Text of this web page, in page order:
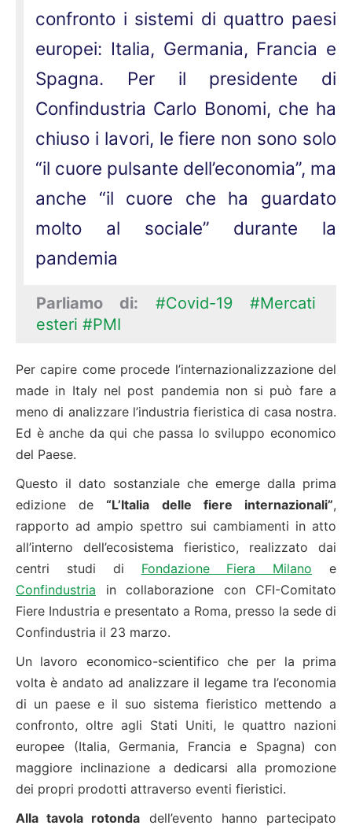
confronto i sistemi di quattro paesi
europei: Italia, Germania, Francia e
Spagna. Per il presidente di
Confindustria Carlo Bonomi, che ha
chiuso i lavori, le fiere non sono solo
“il cuore pulsante dell’economia”, ma
anche “il cuore che ha guardato
molto al sociale” durante la
pandemia
Parliamo di: #Covid-19
#Mercati
esteri #PMI
Per capire come procede l’internazionalizzazione del
made in Italy nel post pandemia non si può fare a
meno di analizzare l’industria fieristica di casa nostra.
Ed è anche da qui che passa lo sviluppo economico
del Paese.
Questo il dato sostanziale che emerge dalla prima
edizione de“L’Italia delle fiere internazionali”,
rapporto ad ampio spettro sui cambiamenti in atto
all’interno dell’ecosistema fieristico, realizzato dai
centri studi di Fondazione Fiera Milano e
Confindustria in collaborazione con CFI-Comitato
Fiere Industria e presentato a Roma, presso la sede di
Confindustria il 23 marzo.
Un lavoro economico-scientifico che per la prima
volta è andato ad analizzare il legame tra l’economia
di un paese e il suo sistema fieristico mettendo a
confronto, oltre agli Stati Uniti, le quattro nazioni
europee (Italia, Germania, Francia e Spagna) con
maggiore inclinazione a dedicarsi alla promozione
dei propri prodotti attraverso eventi fieristici.
Alla tavola rotonda dell’evento hanno partecipato